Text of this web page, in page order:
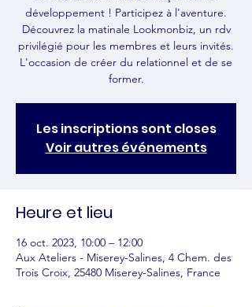
développement ! Participez à l'aventure.
Découvrez la matinale Lookmonbiz, un rdv
privilégié pour les membres et leurs invités.
L'occasion de créer du relationnel et de se
former.
Les inscriptions sont closes
Voir autres événements
Heure et lieu
16 oct. 2023, 10:00 – 12:00
Aux Ateliers - Miserey-Salines, 4 Chem. des
Trois Croix, 25480 Miserey-Salines, France